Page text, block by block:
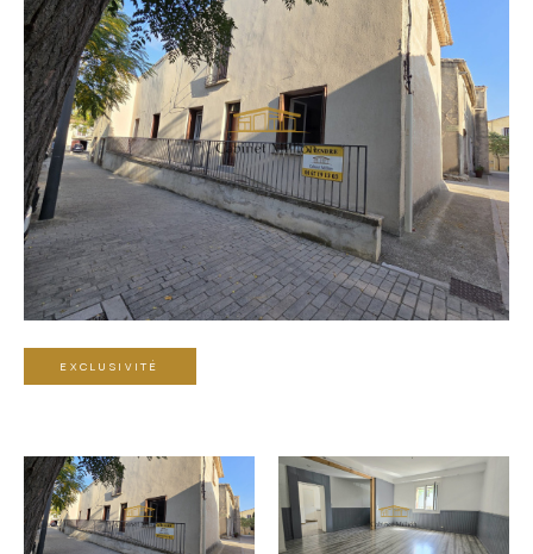
EXCLUSIVITÉ